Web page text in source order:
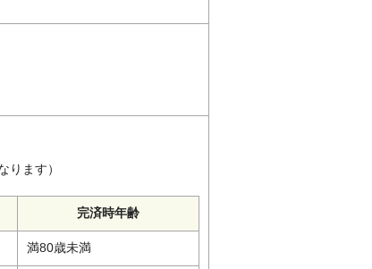
ります）
完済時年齢
満80歳未満